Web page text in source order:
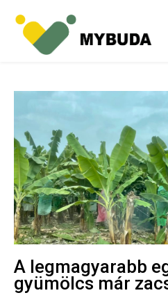
A legmagyarabb
gyümölcs már